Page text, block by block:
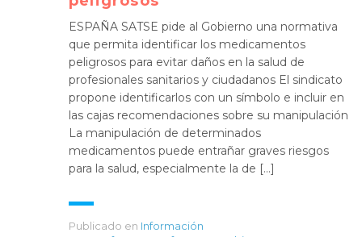
ESPAÑA SATSE pide al Gobierno una normativa
que permita identificar los medicamentos
peligrosos para evitar daños en la salud de
profesionales sanitarios y ciudadanos El sindicato
propone identificarlos con un símbolo e incluir en
las cajas recomendaciones sobre su manipulación
La manipulación de determinados
medicamentos puede entrañar graves riesgos
para la salud, especialmente la de […]
Publicado en Información